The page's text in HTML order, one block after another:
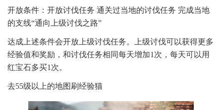
开放条件：开放讨伐任务 通关过当地的讨伐任务 完成当地
的支线“通向上级讨伐之路”
达成上述条件会开放上级讨伐任务。上级讨伐可以获得更多
经验值和奖励，和讨伐任务相同每天增加1次，每天可以用
红宝石多买1次。
去55级以上的地图刷经验猫